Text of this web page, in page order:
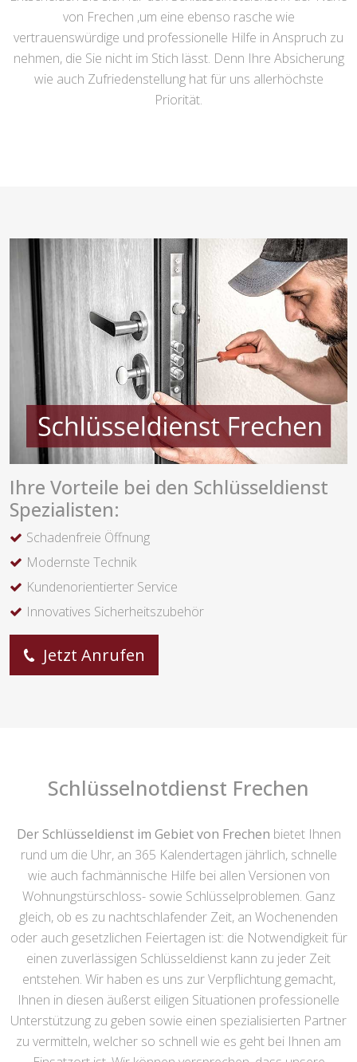
von Frechen ,um eine ebenso rasche wie
vertrauenswürdige und professionelle Hilfe in Anspruch zu
nehmen, die Sie nicht im Stich lässt. Denn Ihre Absicherung
wie auch Zufriedenstellung hat für uns allerhöchste
Priorität.
Ihre Vorteile bei den Schlüsseldienst
Spezialisten:
Schadenfreie Öffnung
Modernste Technik
Kundenorientierter Service
Innovatives Sicherheitszubehör
Jetzt Anrufen
Schlüsselnotdienst Frechen
Der Schlüsseldienst im Gebiet von Frechen bietet Ihnen
rund um die Uhr, an 365 Kalendertagen jährlich, schnelle
wie auch fachmännische Hilfe bei allen Versionen von
Wohnungstürschloss- sowie Schlüsselproblemen. Ganz
gleich, ob es zu nachtschlafender Zeit, an Wochenenden
oder auch gesetzlichen Feiertagen ist: die Notwendigkeit für
einen zuverlässigen Schlüsseldienst kann zu jeder Zeit
entstehen. Wir haben es uns zur Verpflichtung gemacht,
Ihnen in diesen äußerst eiligen Situationen professionelle
Unterstützung zu geben sowie einen spezialisierten Partner
zu vermitteln, welcher so schnell wie es geht bei Ihnen am